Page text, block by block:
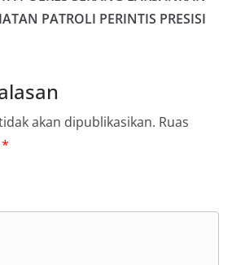
PATROLI PERINTIS PRESISI
akan dipublikasikan. Ruas
*